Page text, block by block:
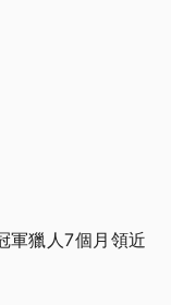
軍獵人7個月領近